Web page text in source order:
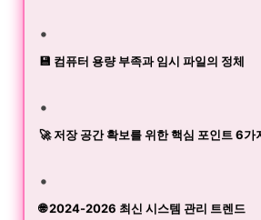
💾 컴퓨터 용량 부족과 임시 파일의 정체
🚀 저장 공간 확보를 위한 핵심 포인트 6가
🌐 2024-2026 최신 시스템 관리 트렌드